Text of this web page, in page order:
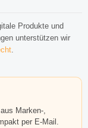
Produkte und
unterstützen wir
.
Marken-,
per E-Mail.